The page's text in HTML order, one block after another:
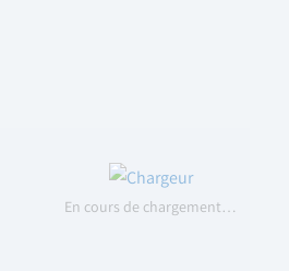
En cours de chargement…